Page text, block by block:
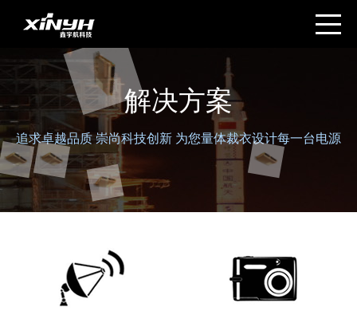
解决方案
追求卓越品质 崇尚科技创新 为您量体裁衣设计每一台电源